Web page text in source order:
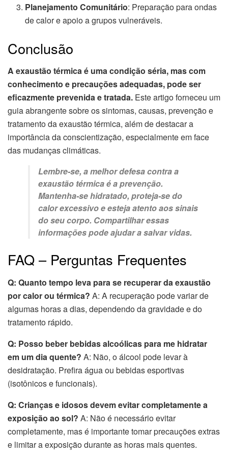
Planejamento Comunitário: Preparação para ondas
de calor e apoio a grupos vulneráveis.
Conclusão
A exaustão térmica é uma condição séria, mas com
conhecimento e precauções adequadas, pode ser
eficazmente prevenida e tratada. Este artigo forneceu um
guia abrangente sobre os sintomas, causas, prevenção e
tratamento da exaustão térmica, além de destacar a
importância da conscientização, especialmente em face
das mudanças climáticas.
Lembre-se, a melhor defesa contra a
exaustão térmica é a prevenção.
Mantenha-se hidratado, proteja-se do
calor excessivo e esteja atento aos sinais
do seu corpo. Compartilhar essas
informações pode ajudar a salvar vidas.
FAQ – Perguntas Frequentes
Q: Quanto tempo leva para se recuperar da exaustão
por calor ou térmica? A: A recuperação pode variar de
algumas horas a dias, dependendo da gravidade e do
tratamento rápido.
Q: Posso beber bebidas alcoólicas para me hidratar
em um dia quente? A: Não, o álcool pode levar à
desidratação. Prefira água ou bebidas esportivas
(isotônicos e funcionais).
Q: Crianças e idosos devem evitar completamente a
exposição ao sol? A: Não é necessário evitar
completamente, mas é importante tomar precauções extras
e limitar a exposição durante as horas mais quentes.